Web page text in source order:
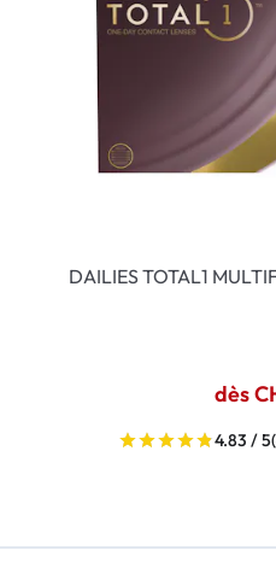
DAILIES TOTAL1
dès
4.83 / 5